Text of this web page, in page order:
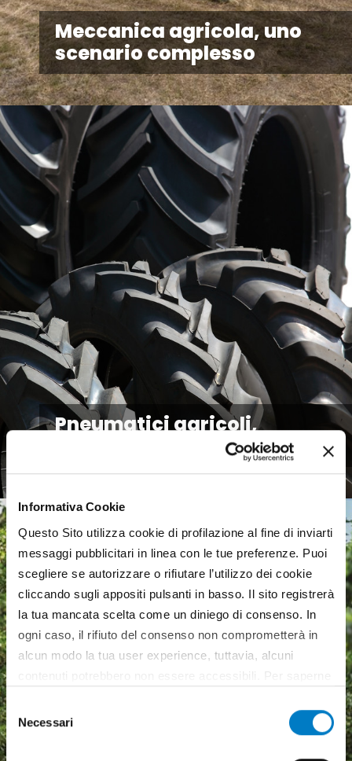
Informativa Cookie
Questo Sito utilizza cookie di profilazione al fine di inviarti
messaggi pubblicitari in linea con le tue preferenze. Puoi
scegliere se autorizzare o rifiutare l’utilizzo dei cookie
cliccando sugli appositi pulsanti in basso. Il sito registrerà
la tua mancata scelta come un diniego di consenso. In
ogni caso, il rifiuto del consenso non comprometterà in
alcun modo la tua user experience, tuttavia, alcuni
all’utilizzo di tutti, o solamente di alcuni di essi, ti
Selezione
del
consenso
Necessari
Meccanica agricola, uno
scenario complesso
Pneumatici agricoli,
mercato europeo debole